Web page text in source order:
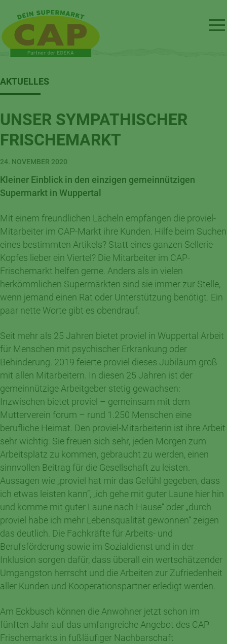
AKTUELLES
UNSER SYMPATHISCHER
FRISCHEMARKT
24. NOVEMBER 2020
Kleiner Einblick in den einzigen gemeinnützigen
Supermarkt in Wuppertal
Mit einem freundlichen Lächeln empfangen die proviel-
Mitarbeiter im CAP-Markt ihre Kunden. Hilfe beim Suchen
eines bestimmten Artikels? Statt eines ganzen Sellerie-
Kopfes lieber ein Viertel? Die Mitarbeiter im CAP-
Frischemarkt helfen gerne. Anders als in vielen
herkömmlichen Supermärkten sind sie immer zur Stelle,
wenn jemand einen Rat oder Unterstützung benötigt. Ein
paar nette Worte gibt es obendrauf.
Seit mehr als 25 Jahren bietet proviel in Wuppertal Arbeit
für Menschen mit psychischer Erkrankung oder
Behinderung. 2019 feierte proviel dieses Jubiläum groß
mit allen Mitarbeitern. In diesen 25 Jahren ist der
gemeinnützige Arbeitgeber stetig gewachsen:
Inzwischen bietet proviel – gemeinsam mit dem
Mutterverein forum – rund 1.250 Menschen eine
berufliche Heimat. Den proviel-Mitarbeiterin ist ihre Arbeit
sehr wichtig: Sie freuen sich sehr, jeden Morgen zum
Arbeitsplatz zu kommen, gebraucht zu werden, einen
sinnvollen Beitrag für die Gesellschaft zu leisten.
Aussagen wie „proviel hat mir das Gefühl gegeben, dass
ich etwas leisten kann“, „ich gehe mit guter Laune hier hin
und komme mit guter Laune nach Hause“ oder „durch
proviel habe ich mehr Lebensqualität gewonnen“ zeigen
das deutlich. Die Fachkräfte für Arbeits- und
Berufsförderung sowie im Sozialdienst und in der
Inklusion sorgen dafür, dass überall ein wertschätzender
Umgangston herrscht und die Arbeiten zur Zufriedenheit
aller Kunden und Kooperationspartner erledigt werden.
Am Eckbusch können die Anwohner jetzt schon im
fünften Jahr auf das umfangreiche Angebot des CAP-
Frischemarkts in fußläufiger Nachbarschaft